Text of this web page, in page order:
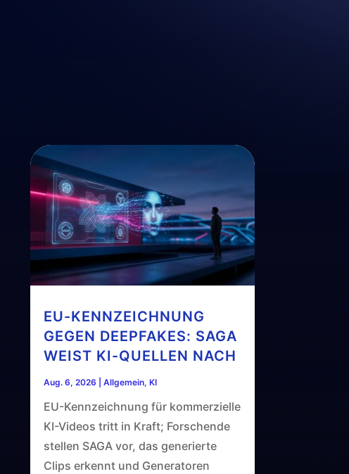
EU-KENNZEICHNUNG
GEGEN DEEPFAKES: SAGA
WEIST KI-QUELLEN NACH
Aug. 6, 2026 Allgemein, KI
EU-Kennzeichnung für kommerzielle
KI-Videos tritt in Kraft; Forschende
stellen SAGA vor, das generierte
Clips erkennt und Generatoren